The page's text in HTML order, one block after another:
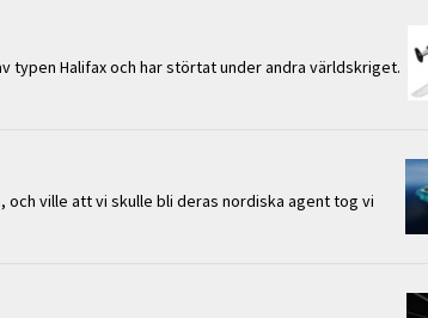
typen Halifax och har störtat under andra världskriget.
och ville att vi skulle bli deras nordiska agent tog vi